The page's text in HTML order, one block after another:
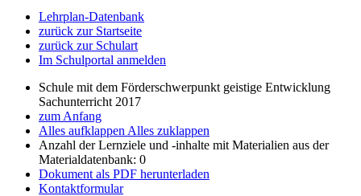
Lehrplan-Datenbank
zurück zur Startseite
zurück zur Schulart
Im Schulportal anmelden
Schule mit dem Förderschwerpunkt geistige Entwicklung
Sachunterricht 2017
zum Anfang
Alles aufklappen Alles zuklappen
Anzahl der Lernziele und -inhalte mit Materialien aus der
Materialdatenbank: 0
Dokument als PDF herunterladen
Kontaktformular